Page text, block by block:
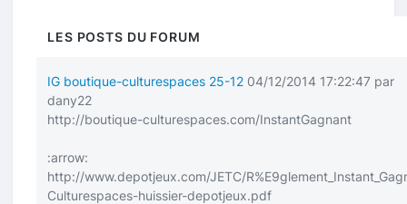
LES POSTS DU FORUM
IG boutique-culturespaces 25-12 04/12/2014 17:22:47 par
dany22
http://boutique-culturespaces.com/InstantGagnant
:arrow:
http://www.depotjeux.com/JETC/
Culturespaces-huissier-depotjeux.pdf